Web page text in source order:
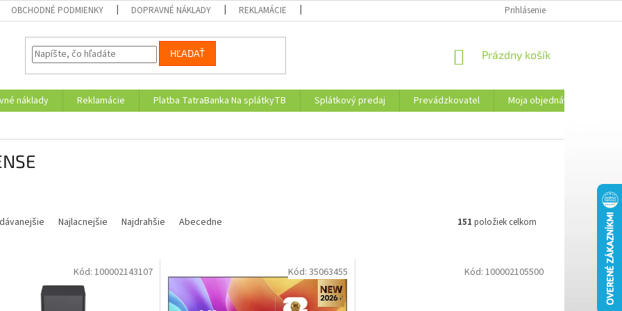
OBCHODNÉ PODMIENKY DOPRAVNÉ NÁKLADY REKLAMÁCIE MOJA OBJEDNÁVKA
Prihlásenie
HĽADAŤ
NÁKUPNÝ
Prázdny košík
náklady Reklamácie Platba TatraBanka Na splátkyTB Splátkový predaj Prevádzkovatel Moja objednávka
Najlacnejšie Najdrahšie Abecedne 151 položiek celkom
Kód: 100002143107 Kód: 35063455 Kód: 100002105500